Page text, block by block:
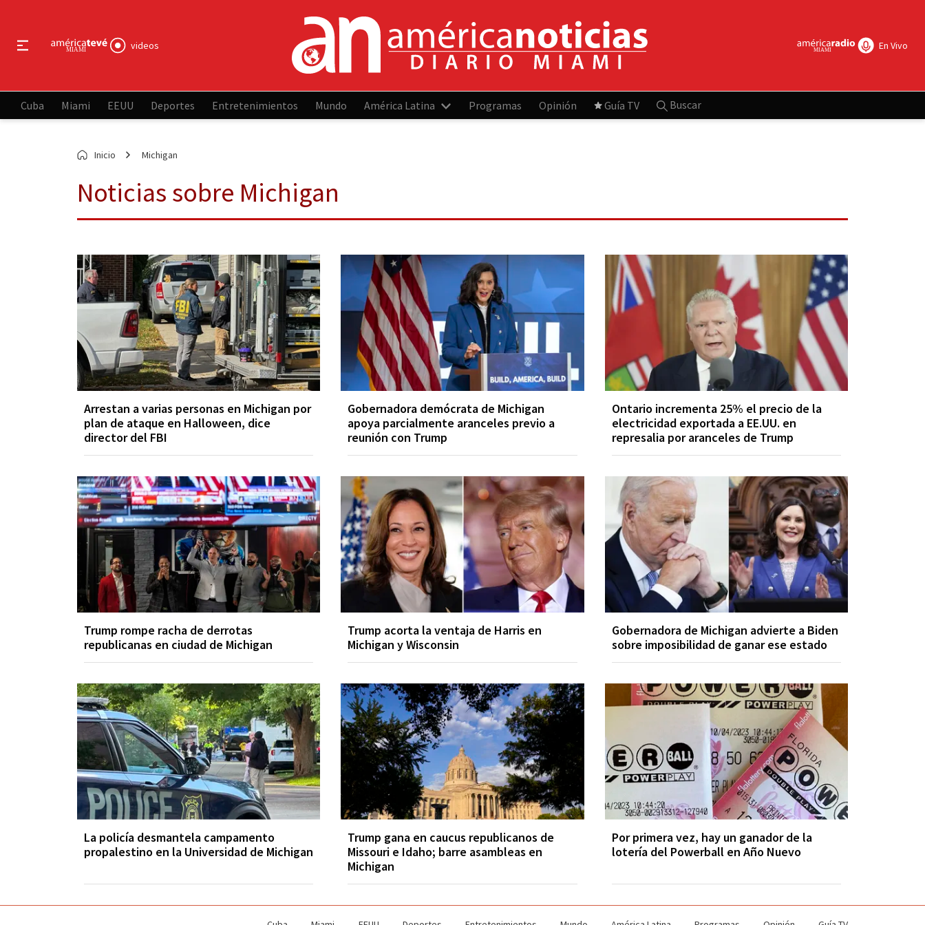
videos En Vivo
Cuba Miami EEUU Deportes Entretenimientos Mundo América Latina Programas Opinión Guía TV Buscar
Inicio Michigan
Noticias sobre Michigan
Arrestan a varias personas en Michigan por
plan de ataque en Halloween, dice
director del FBI
Gobernadora demócrata de Michigan
apoya parcialmente aranceles previo a
reunión con Trump
Ontario incrementa 25% el precio de la
electricidad exportada a EE.UU. en
represalia por aranceles de Trump
Trump rompe racha de derrotas
republicanas en ciudad de Michigan
Trump acorta la ventaja de Harris en
Michigan y Wisconsin
Gobernadora de Michigan advierte a Biden
sobre imposibilidad de ganar ese estado
La policía desmantela campamento
propalestino en la Universidad de Michigan
Trump gana en caucus republicanos de
Missouri e Idaho; barre asambleas en
Michigan
Por primera vez, hay un ganador de la
lotería del Powerball en Año Nuevo